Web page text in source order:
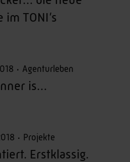
TONI’s
Agenturleben
is…
Projekte
Erstklassig.